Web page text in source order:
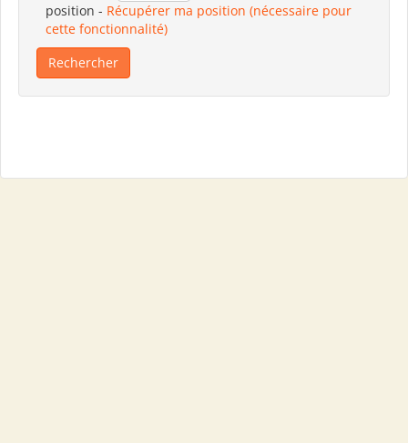
position - Récupérer ma position (nécessaire pour
cette fonctionnalité)